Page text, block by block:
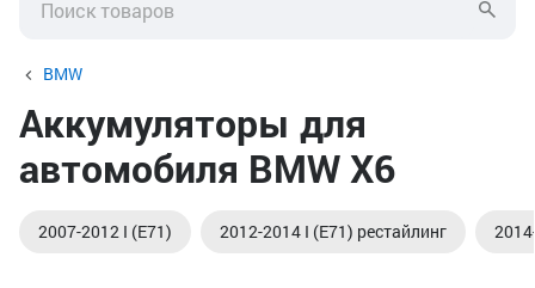
BMW
Аккумуляторы для
автомобиля BMW X6
2007-2012 I (E71) 2012-2014 I (E71) рестайлинг